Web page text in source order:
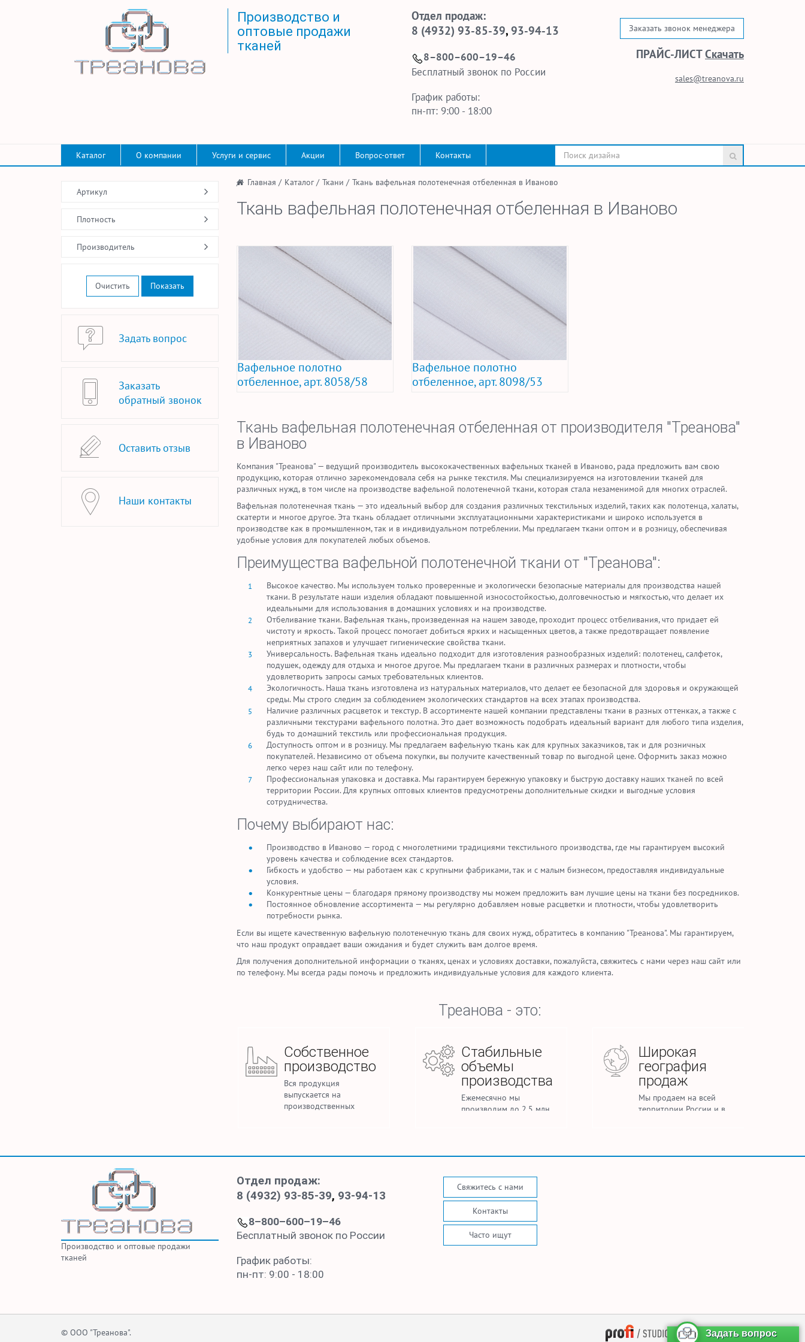
Производство и
оптовые продажи
тканей
Отдел продаж:
8 (4932) 93-85-39, 93-94-13
8–800–600–19–46
Бесплатный звонок по России
График работы:
пн-пт: 9:00 - 18:00
Заказать звонок менеджера
ПРАЙС-ЛИСТСкачать
sales@treanova.ru
Каталог О компании Услуги и сервис Акции Вопрос-ответ Контакты
/ Главная / Каталог/ Ткани / Ткань вафельная полотенечная отбеленная в Иваново
Ткань вафельная полотенечная отбеленная в Иваново
Вафельное полотно
отбеленное, арт. 8058/58
Вафельное полотно
отбеленное, арт. 8098/53
Ткань вафельная полотенечная отбеленная от производителя "Треанова"
в Иваново
Компания "Треанова" — ведущий производитель высококачественных вафельных тканей в Иваново, рада предложить вам свою
продукцию, которая отлично зарекомендовала себя на рынке текстиля. Мы специализируемся на изготовлении тканей для
различных нужд, в том числе на производстве вафельной полотенечной ткани, которая стала незаменимой для многих отраслей.
Вафельная полотенечная ткань — это идеальный выбор для создания различных текстильных изделий, таких как полотенца, халаты,
скатерти и многое другое. Эта ткань обладает отличными эксплуатационными характеристиками и широко используется в
производстве как в промышленном, так и в индивидуальном потреблении. Мы предлагаем ткани оптом и в розницу, обеспечивая
удобные условия для покупателей любых объемов.
Преимущества вафельной полотенечной ткани от "Треанова":
Высокое качество. Мы используем только проверенные и экологически безопасные материалы для производства нашей
ткани. В результате наши изделия обладают повышенной износостойкостью, долговечностью и мягкостью, что делает их
идеальными для использования в домашних условиях и на производстве.
Отбеливание ткани. Вафельная ткань, произведенная на нашем заводе, проходит процесс отбеливания, что придает ей
чистоту и яркость. Такой процесс помогает добиться ярких и насыщенных цветов, а также предотвращает появление
неприятных запахов и улучшает гигиенические свойства ткани.
Универсальность. Вафельная ткань идеально подходит для изготовления разнообразных изделий: полотенец, салфеток,
подушек, одежду для отдыха и многое другое. Мы предлагаем ткани в различных размерах и плотности, чтобы
удовлетворить запросы самых требовательных клиентов.
Экологичность. Наша ткань изготовлена из натуральных материалов, что делает ее безопасной для здоровья и окружающей
среды. Мы строго следим за соблюдением экологических стандартов на всех этапах производства.
Наличие различных расцветок и текстур. В ассортименте нашей компании представлены ткани в разных оттенках, а также с
различными текстурами вафельного полотна. Это дает возможность подобрать идеальный вариант для любого типа изделия,
будь то домашний текстиль или профессиональная продукция.
Доступность оптом и в розницу. Мы предлагаем вафельную ткань как для крупных заказчиков, так и для розничных
покупателей. Независимо от объема покупки, вы получите качественный товар по выгодной цене. Оформить заказ можно
легко через наш сайт или по телефону.
Профессиональная упаковка и доставка. Мы гарантируем бережную упаковку и быструю доставку наших тканей по всей
территории России. Для крупных оптовых клиентов предусмотрены дополнительные скидки и выгодные условия
сотрудничества.
Почему выбирают нас:
Производство в Иваново — город с многолетними традициями текстильного производства, где мы гарантируем высокий
уровень качества и соблюдение всех стандартов.
Гибкость и удобство — мы работаем как с крупными фабриками, так и с малым бизнесом, предоставляя индивидуальные
условия.
Конкурентные цены — благодаря прямому производству мы можем предложить вам лучшие цены на ткани без посредников.
Постоянное обновление ассортимента — мы регулярно добавляем новые расцветки и плотности, чтобы удовлетворить
потребности рынка.
Если вы ищете качественную вафельную полотенечную ткань для своих нужд, обратитесь в компанию "Треанова". Мы гарантируем,
что наш продукт оправдает ваши ожидания и будет служить вам долгое время.
Для получения дополнительной информации о тканях, ценах и условиях доставки, пожалуйста, свяжитесь с нами через наш сайт или
по телефону. Мы всегда рады помочь и предложить индивидуальные условия для каждого клиента.
Треанова - это:
Собственное
производство
Вся продукция
выпускается на
производственных
Стабильные
объемы
производства
Ежемесячно мы
производим до 2,5 млн.
Широкая
география
продаж
Мы продаем на всей
территории России и в
Артикул
Плотность
Производитель
Очистить
Задать вопрос
Заказать
обратный звонок
Оставить отзыв
Наши контакты
Производство и оптовые продажи
тканей
Отдел продаж:
8 (4932) 93-85-39, 93-94-13
8–800–600–19–46
Бесплатный звонок по России
График работы:
пн-пт: 9:00 - 18:00
Свяжитесь с нами
Контакты
Часто ищут
© ООО "Треанова". — поддержка сайта
Задать вопрос